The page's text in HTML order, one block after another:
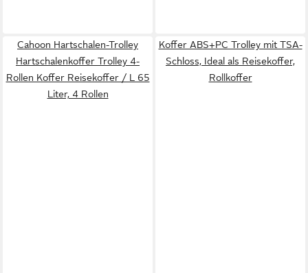
Cahoon Hartschalen-Trolley
Hartschalenkoffer Trolley 4-
Rollen Koffer Reisekoffer / L 65
Liter, 4 Rollen
Koffer ABS+PC Trolley mit TSA-
Schloss, Ideal als Reisekoffer,
Rollkoffer